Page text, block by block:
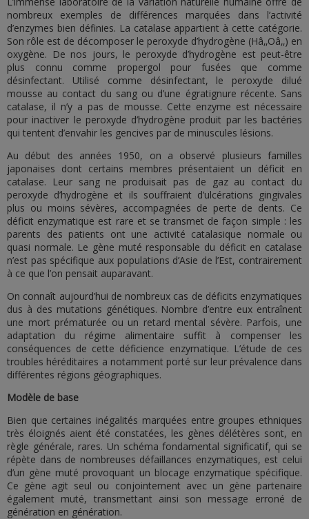
nombreux exemples de différences marquées dans l’activité
d’enzymes bien définies. La catalase appartient à cette catégorie.
Son rôle est de décomposer le peroxyde d’hydrogène (Hâ‚‚Oâ‚‚) en
oxygène. De nos jours, le peroxyde d’hydrogène est peut-être
plus connu comme propergol pour fusées que comme
désinfectant. Utilisé comme désinfectant, le peroxyde dilué
mousse au contact du sang ou d’une égratignure récente. Sans
catalase, il n’y a pas de mousse. Cette enzyme est nécessaire
pour inactiver le peroxyde d’hydrogène produit par les bactéries
qui tentent d’envahir les gencives par de minuscules lésions.
Au début des années 1950, on a observé plusieurs familles
japonaises dont certains membres présentaient un déficit en
catalase. Leur sang ne produisait pas de gaz au contact du
peroxyde d’hydrogène et ils souffraient d’ulcérations gingivales
plus ou moins sévères, accompagnées de perte de dents. Ce
déficit enzymatique est rare et se transmet de façon simple : les
parents des patients ont une activité catalasique normale ou
quasi normale. Le gène muté responsable du déficit en catalase
n’est pas spécifique aux populations d’Asie de l’Est, contrairement
à ce que l’on pensait auparavant.
On connaît aujourd’hui de nombreux cas de déficits enzymatiques
dus à des mutations génétiques. Nombre d’entre eux entraînent
une mort prématurée ou un retard mental sévère. Parfois, une
adaptation du régime alimentaire suffit à compenser les
conséquences de cette déficience enzymatique. L’étude de ces
troubles héréditaires a notamment porté sur leur prévalence dans
différentes régions géographiques.
Modèle de base
Bien que certaines inégalités marquées entre groupes ethniques
très éloignés aient été constatées, les gènes délétères sont, en
règle générale, rares. Un schéma fondamental significatif, qui se
répète dans de nombreuses défaillances enzymatiques, est celui
d’un gène muté provoquant un blocage enzymatique spécifique.
Ce gène agit seul ou conjointement avec un gène partenaire
également muté, transmettant ainsi son message erroné de
génération en génération.